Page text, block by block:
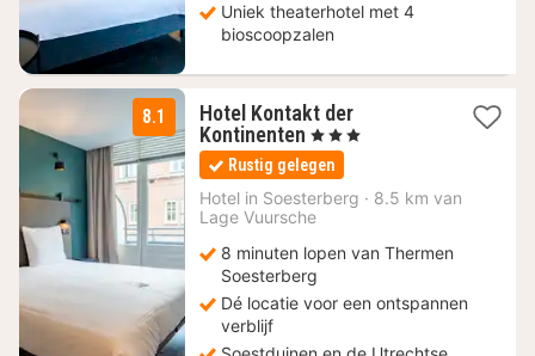
Uniek theaterhotel met 4
bioscoopzalen
8.1
Hotel Kontakt der
Kontinenten 1
nacht
vanaf
93
€
, 3 Sterren
Rustig gelegen
Hotel in Soesterberg · 8.5 km van
Lage Vuursche
8 minuten lopen van Thermen
Soesterberg
Dé locatie voor een ontspannen
verblijf